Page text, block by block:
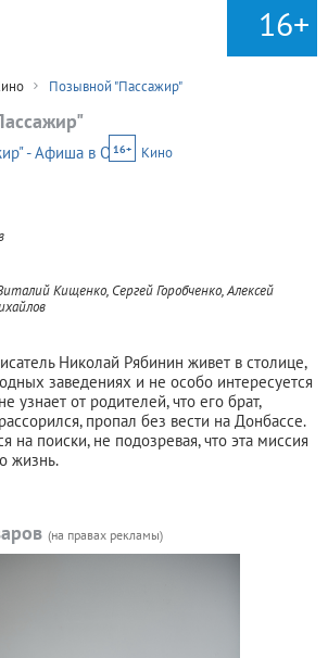
16+
Позывной "Пассажир"
16+
Кино
Кищенко, Сергей Горобченко, Алексей
Николай Рябинин живет в столице,
заведениях и не особо интересуется
узнает от родителей, что его брат,
пропал без вести на Донбассе.
на поиски, не подозревая, что эта миссия
жизнь.
(на правах рекламы)